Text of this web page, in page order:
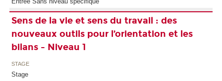
Sens de la vie et sens du travail : des
nouveaux outils pour l’orientation et les
bilans - Niveau 1
STAGE
Stage